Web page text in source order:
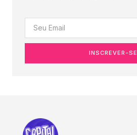
INSCREVER-SE